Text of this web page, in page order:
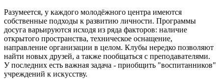
Разумеется, у каждого молодёжного центра имеются
собственные подходы к развитию личности. Программы
досуга варьируются исходя из ряда факторов: наличие
открытого пространства, техническое оснащение,
направление организации в целом. Клубы нередко позволяют
найти новых друзей, а также пообщаться с преподавателями.
У последних есть важная задача - приобщить "воспитанников"
учреждений к искусству.